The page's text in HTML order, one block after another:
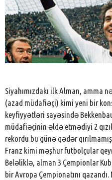
Siyahımızdakı ilk Alman, amma
(azad müdafiəçi) kimi yeni bir
keyfiyyətləri sayəsində
müdafiəçinin əldə etmədiyi 2
rekordu bu günə qədər
Franz kimi məşhur futbolçular
Beləliklə, alman 3 Çempionlar
bir Avropa Çempionatını